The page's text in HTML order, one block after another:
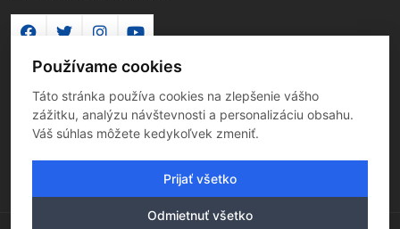
Používame cookies
Táto stránka používa cookies na zlepšenie vášho
zážitku, analýzu návštevnosti a personalizáciu obsahu.
Váš súhlas môžete kedykoľvek zmeniť.
Prijať všetko
Odmietnuť všetko